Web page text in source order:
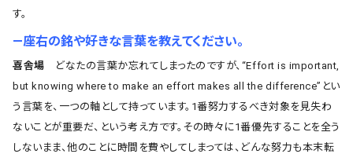
す。
―座右の銘や好きな言葉を教えてください。
喜舎場 どなたの言葉か忘れてしまったのですが、“Effort is important,
but knowing where to make an effort makes all the difference”とい
う言葉を、一つの軸として持っています。1番努力するべき対象を見失わ
ないことが重要だ、という考え方です。その時々に1番優先することを全う
しないまま、他のことに時間を費やしてしまっては、どんな努力も本末転